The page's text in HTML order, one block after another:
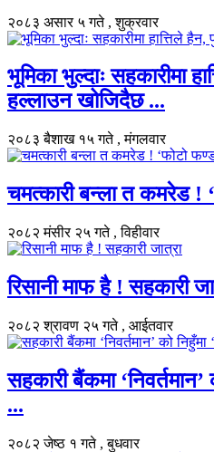
२०८३ असार ५ गते , शुक्रवार
भूमिका भुल्दाः सहकारीमा
हल्लाउन खोजिदैछ ...
२०८३ बैशाख १५ गते , मंगलवार
चमत्कारी बन्ला त कमरेड !
२०८२ मंसीर २५ गते , विहीवार
रिसानी माफ है ! सहकारी
२०८२ श्रावण २५ गते , आईतवार
सहकारी बैंकमा ‘निवर्तमान’
...
२०८२ जेष्ठ १ गते , बुधवार